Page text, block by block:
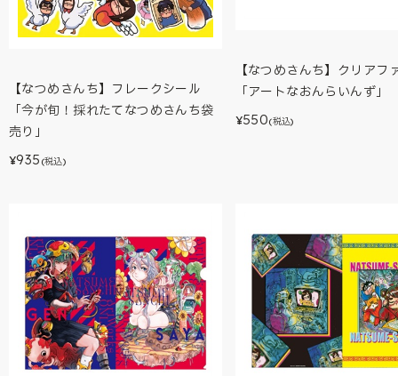
【なつめさんち】フレークシール
「今が旬！採れたてなつめさんち袋
売り」
¥935 (税込)
【なつめさんち】クリアフ
「アートなおんらいんず」
¥550(税込)